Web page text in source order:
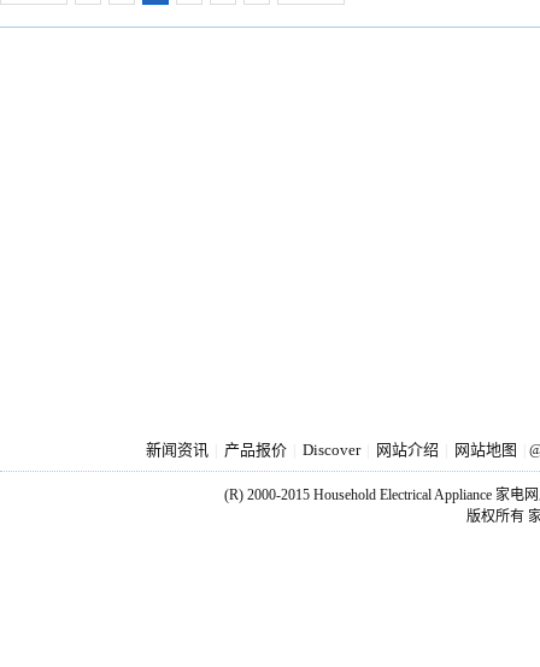
新闻资讯 产品报价 Discover 网站介绍 网站地图
(R) 2000-2015 Household Electrical Appliance 家电
版权所有